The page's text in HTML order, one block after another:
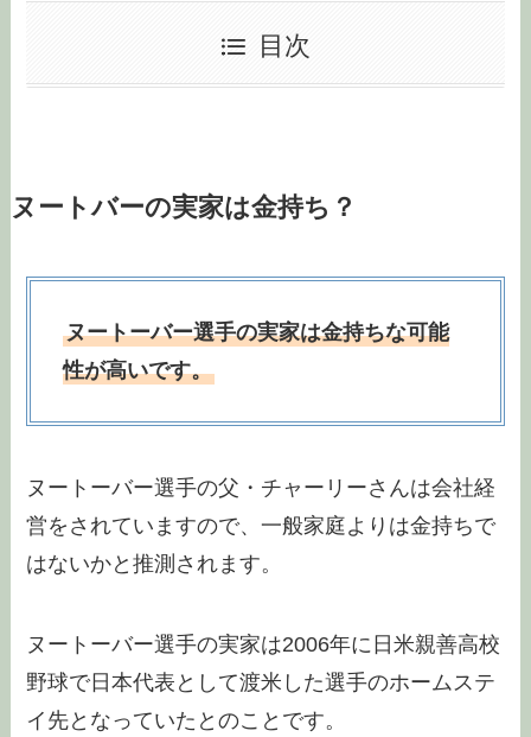
目次
ヌートバーの実家は金持ち？
ヌートーバー選手の実家は金持ちな可能
性が高いです。
ヌートーバー選手の父・チャーリーさんは会社経
営をされていますので、一般家庭よりは金持ちで
はないかと推測されます。
ヌートーバー選手の実家は2006年に日米親善高校
野球で日本代表として渡米した選手のホームステ
イ先となっていたとのことです。